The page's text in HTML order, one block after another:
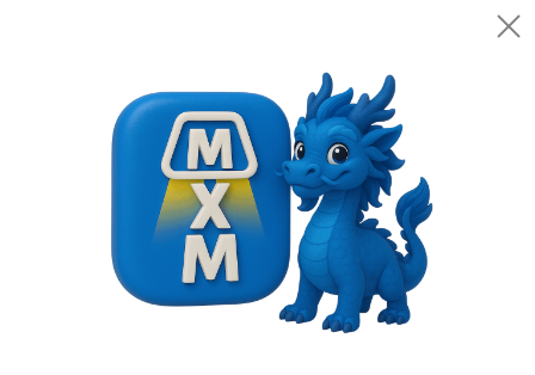
Открыть
Категории
Мебель для дома и офиса
Освещение для дома
Настенные светильники